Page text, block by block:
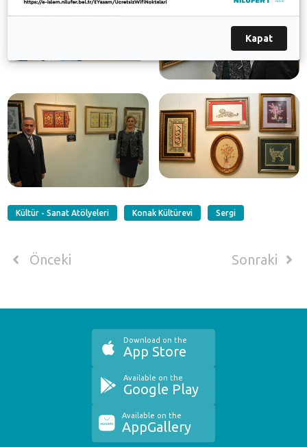
Kültür - Sanat Atölyeleri Konak Kültürevi Sergi
Önceki Sonraki
Download on the
App Store
Available on the
Google Play
Available on the
AppGallery
Kapat